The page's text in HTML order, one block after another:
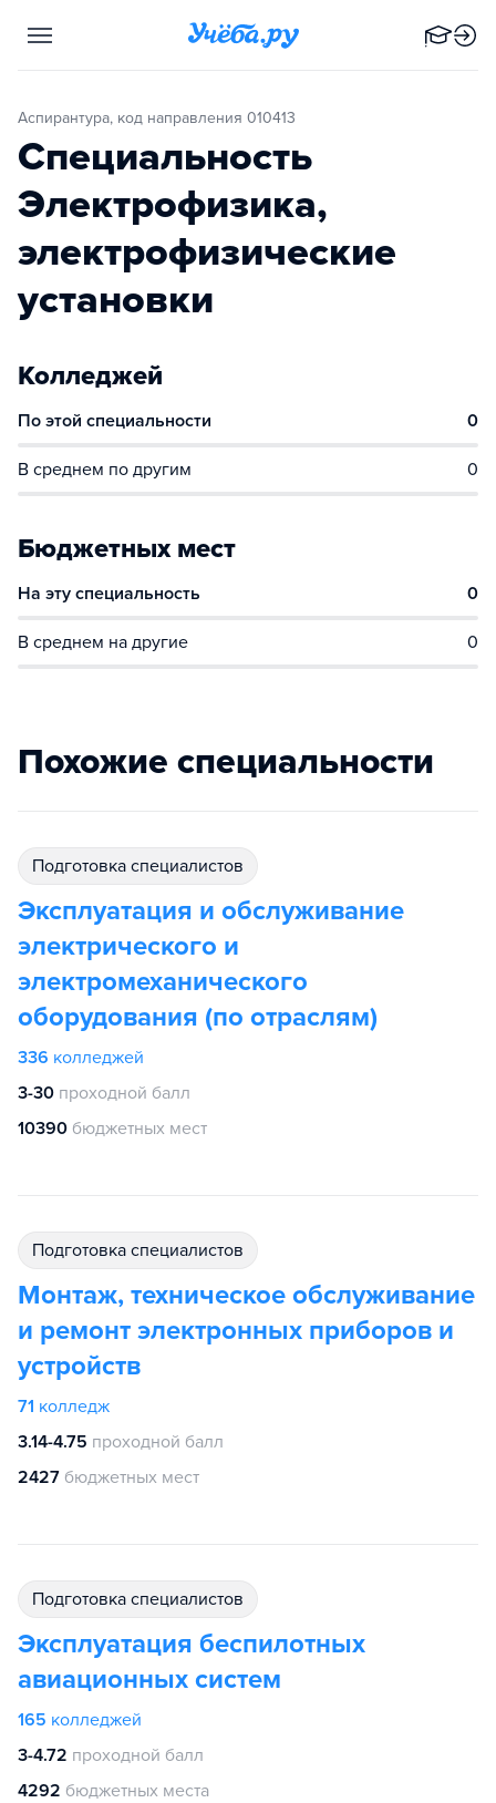
Аспирантура, код направления 010413
Специальность
Электрофизика,
электрофизические
установки
Колледжей
По этой специальности 0
В среднем по другим 0
Бюджетных мест
На эту специальность 0
В среднем на другие 0
Похожие специальности
подготовка специалистов
Эксплуатация и обслуживание
электрического и
электромеханического
оборудования (по отраслям)
336 колледжей
3-30 проходной балл
10390 бюджетных мест
подготовка специалистов
Монтаж, техническое обслуживание
и ремонт электронных приборов и
устройств
71 колледж
3.14-4.75 проходной балл
2427 бюджетных мест
подготовка специалистов
Эксплуатация беспилотных
авиационных систем
165 колледжей
3-4.72 проходной балл
4292 бюджетных места